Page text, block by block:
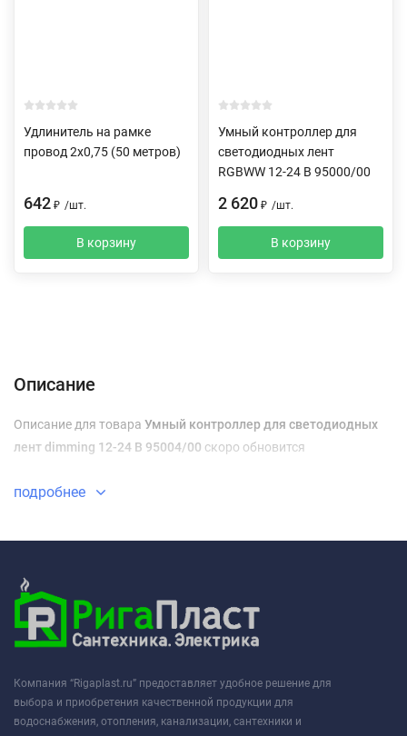
Удлинитель на рамке
провод 2х0,75 (50 метров)
642 ₽ /шт.
В корзину
Умный контроллер для
светодиодных лент
RGBWW 12-24 В 95000/00
2 620 ₽ /шт.
В корзину
Описание
Описание для товара Умный контроллер для светодиодных
лент dimming 12-24 В 95004/00 скоро обновится
подробнее
Компания “Rigaplast.ru” предоставляет удобное решение для
выбора и приобретения качественной продукции для
водоснабжения, отопления, канализации, сантехники и